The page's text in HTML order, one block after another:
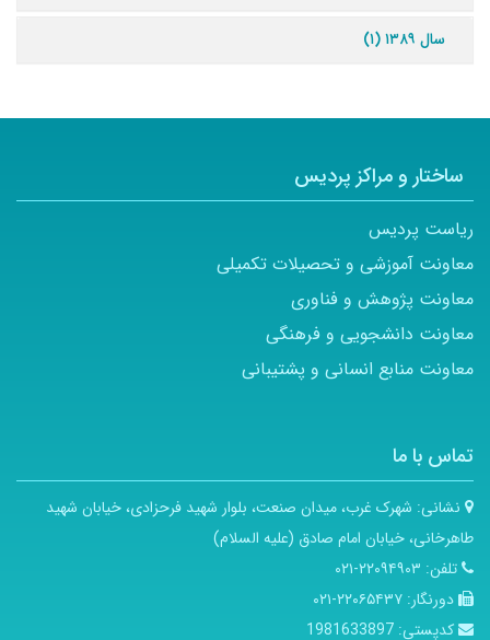
سال ۱۳۸۹ (۱)
ساختار و مراکز پردیس
ریاست پردیس
معاونت آموزشی و تحصیلات تکمیلی
معاونت پژوهش و فناوری
معاونت دانشجویی و فرهنگی
معاونت منابع انسانی و پشتیبانی
تماس با ما
نشانی: شهرک غرب، میدان صنعت، بلوار شهید فرحزادی، خیابان شهید
طاهرخانی، خیابان امام صادق (علیه السلام)
تلفن: ۲۲۰۹۴۹۰۳-۰۲۱
دورنگار: ۲۲۰۶۵۴۳۷-۰۲۱
کدپستی: 1981633897